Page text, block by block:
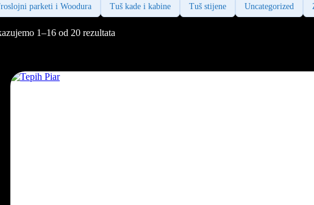
parketi i Woodura Tuš kade i kabine Tuš stijene Uncategorized
1–16 od 20 rezultata